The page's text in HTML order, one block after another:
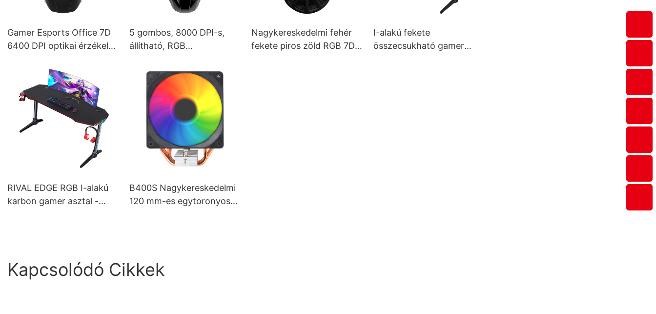
Gamer Esports Office 7D
6400 DPI optikai érzékelős
gyártó M215
5 gombos, 8000 DPI-s,
állítható, RGB
ergonomikus
számítógépes, játékhoz
való egér, M253
Nagykereskedelmi fehér
fekete piros zöld RGB 7D
I-alakú fekete
összecsukható gamer
RIVAL EDGE RGB I-alakú
karbon gamer asztal -
B400S Nagykereskedelmi
120 mm-es egytoronyos
Kapcsolódó Cikkek